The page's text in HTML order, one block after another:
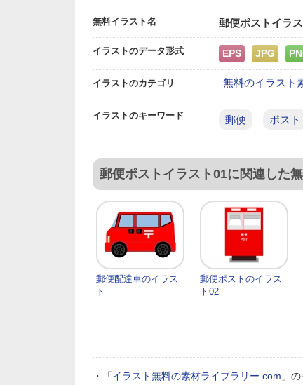
無料イラスト名 郵便ポストイラ
イラストのデータ形式 EPS JPG
イラストのカテゴリ 無料のイラスト
イラストのキーワード 郵便 ポスト
郵便ポストイラスト01に関連した
郵便配達車のイラス
ト
郵便ポストのイラス
ト02
・「イラスト無料の素材ライブラリー.com 」